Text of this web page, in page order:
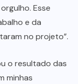
Esse
e da
no projeto”.
o resultado das
minhas